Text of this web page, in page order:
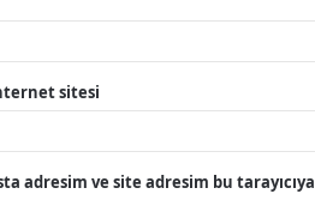
sitesi
adresim ve site adresim bu tarayıcıya